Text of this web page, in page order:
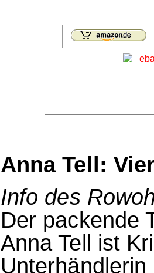
Anna Tell:
Info des
Der packende
Anna Tell ist
Unterhändlerin